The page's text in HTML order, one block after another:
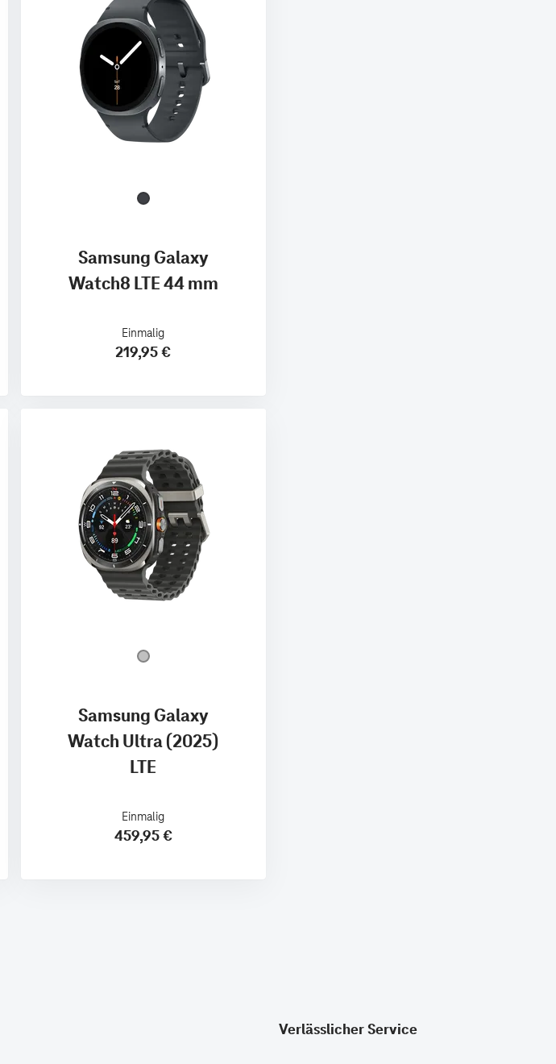
Samsung Galaxy
Watch8 LTE 44 mm
Einmalig
219,95 €
Samsung Galaxy
Watch Ultra (2025)
LTE
Einmalig
459,95 €
Verlässlicher Service